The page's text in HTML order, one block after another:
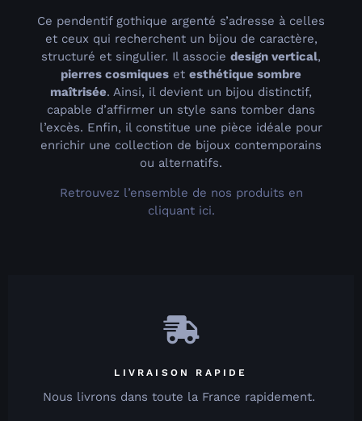
Ce pendentif gothique argenté s’adresse à celles
et ceux qui recherchent un bijou de caractère,
structuré et singulier. Il associe design vertical,
pierres cosmiques et esthétique sombre
maîtrisée. Ainsi, il devient un bijou distinctif,
capable d’affirmer un style sans tomber dans
l’excès. Enfin, il constitue une pièce idéale pour
enrichir une collection de bijoux contemporains
ou alternatifs.
Retrouvez l’ensemble de nos produits en
cliquant ici.
LIVRAISON RAPIDE
Nous livrons dans toute la France rapidement.